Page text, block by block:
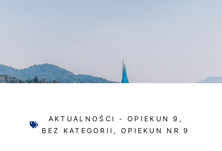
AKTUALNOŚCI - OPIEKUN 9 ,
BEZ KATEGORII , OPIEKUN NR 9